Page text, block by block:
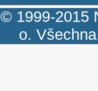
© 1999-2015
o.